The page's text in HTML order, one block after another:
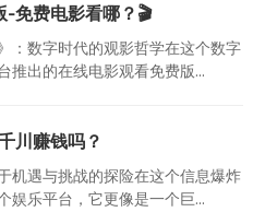
免费电影看哪？🎬
：数字时代的观影哲学在这个数字
推出的在线电影观看免费版...
川赚钱吗？
机遇与挑战的探险在这个信息爆炸
娱乐平台，它更像是一个巨...